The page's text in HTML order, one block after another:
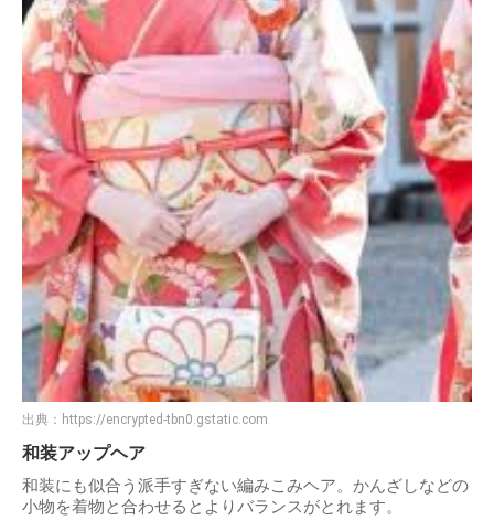
出典： https://encrypted-tbn0.gstatic.com
和装アップヘア
和装にも似合う派手すぎない編みこみヘア。かんざしなどの
小物を着物と合わせるとよりバランスがとれます。